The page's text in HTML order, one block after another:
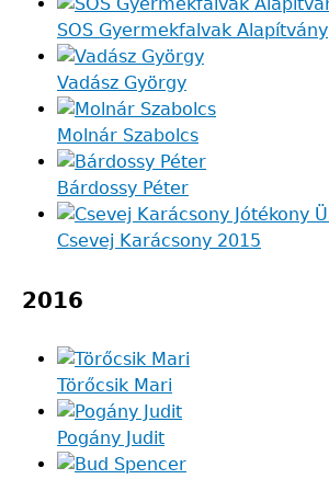
SOS Gyermekfalvak Alapítvány
Vadász György
Molnár Szabolcs
Bárdossy Péter
Csevej Karácsony 2015
2016
Törőcsik Mari
Pogány Judit